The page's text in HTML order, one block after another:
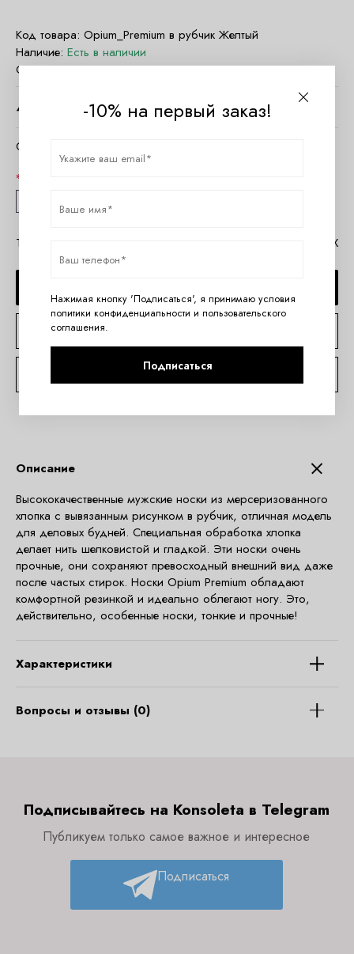
Код товара: Opium_Premium в рубчик Желтый
Наличие: Есть в наличии
Страна:КНР
400
Очистить параметры
Таблица размеров Opium Помощь в MAX
КОНСУЛЬТАЦИЯ ПО TELEGRAM
Описание
Высококачественные мужские носки из мерсеризованного
хлопка с вывязанным рисунком в рубчик, отличная модель
для деловых будней. Специальная обработка хлопка
делает нить шелковистой и гладкой. Эти носки очень
прочные, они сохраняют превосходный внешний вид даже
после частых стирок. Носки Opium Premium обладают
комфортной резинкой и идеально облегают ногу. Это,
действительно, особенные носки, тонкие и прочные!
Характеристики
Вопросы и отзывы (0)
Подписывайтесь на Konsoleta в Telegram
Публикуем только самое важное и интересное
Подписаться
-10% на первый заказ!
Нажимая кнопку 'Подписаться', я принимаю условия
политики конфиденциальности и пользовательского
соглашения.
Подписаться